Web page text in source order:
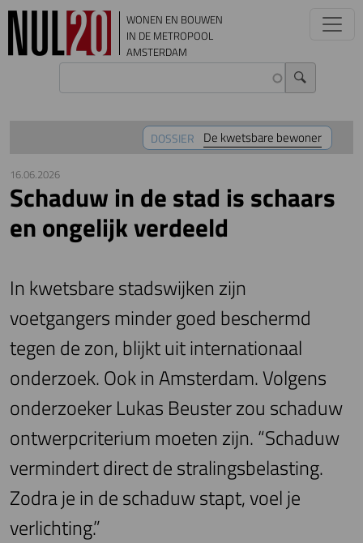
Overslaan en naar de inhoud gaan
WONEN EN BOUWEN
IN DE METROPOOL
AMSTERDAM
DOSSIER De kwetsbare bewoner
16.06.2026
Schaduw in de stad is schaars
en ongelijk verdeeld
In kwetsbare stadswijken zijn
voetgangers minder goed beschermd
tegen de zon, blijkt uit internationaal
onderzoek. Ook in Amsterdam. Volgens
onderzoeker Lukas Beuster zou schaduw
ontwerpcriterium moeten zijn. “Schaduw
vermindert direct de stralingsbelasting.
Zodra je in de schaduw stapt, voel je
verlichting.”